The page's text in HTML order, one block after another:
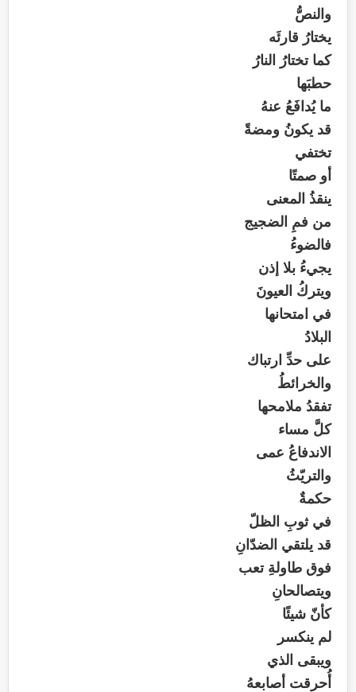
والنصُّ
يختارُ قارئَه
كما تختارُ النارُ
حطبَها
ما يُدافَعُ عنهُ
قد يكونُ ومضةً
تختفي
أو صمتًا
ينقذُ المعنى
من فمِ الضجيج
فالضوءُ
يجيءُ بلا إذن
ويتركُ العيونَ
في امتحانها
البلادُ
على حدِّ ارتباك
والخرائطُ
تفقدُ ملامحها
كلَّ مساء
الاندفاعُ عمى
والتريّثُ
حكمةٌ
في ثوبِ الظلّ
قد يلتقي الضدّانِ
فوق طاولةِ تعب
ويتصالحانِ
كأنّ شيئًا
لم ينكسر
ويبقى الذي
أُحرقت أصابعهُ